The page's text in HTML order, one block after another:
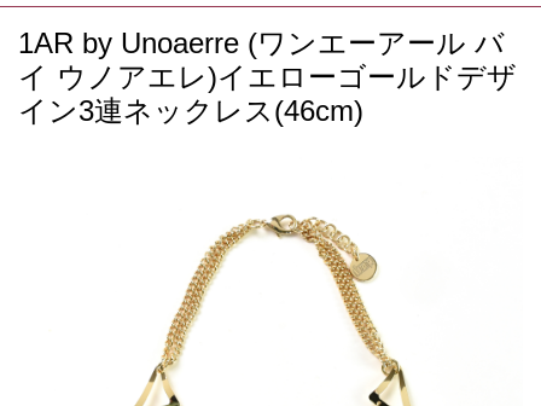
1AR by Unoaerre (ワンエーアール バ
イ ウノアエレ)イエローゴールドデザ
イン3連ネックレス(46cm)